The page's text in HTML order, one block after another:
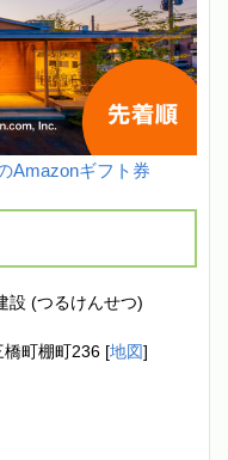
Amazonギフト券
設 (つるけんせつ)
橋町棚町236 [地図]